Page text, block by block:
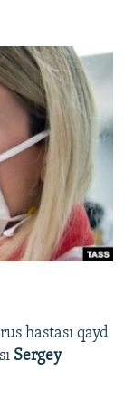
hastası qayd
Sergey